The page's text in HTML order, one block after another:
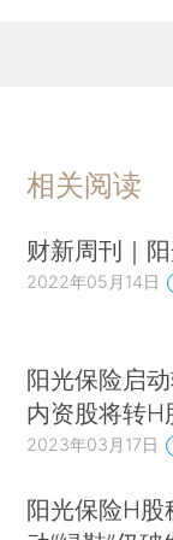
相关阅读
财新周刊｜
2022年05月14日
阳光保险启
内资股将转H
2023年03月17日
阳光保险H股